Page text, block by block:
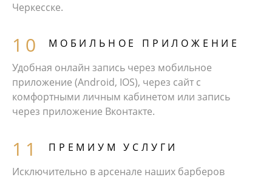
Черкесске.
МОБИЛЬНОЕ ПРИЛОЖЕНИЕ
Удобная онлайн запись через мобильное
приложение (Android, IOS), через сайт с
комфортными личным кабинетом или запись
через приложение Вконтакте.
ПРЕМИУМ УСЛУГИ
Исключительно в арсенале наших барберов